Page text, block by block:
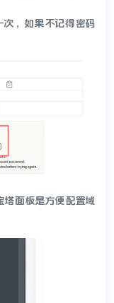
，如果不记得密码
塔面板是方便配置域